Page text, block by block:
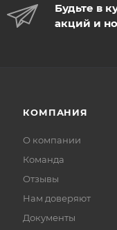
матовый финиш
кожу гу
Будьте в
акций и
КОМПАНИЯ
О компании
Команда
Отзывы
Нам доверяют
Документы